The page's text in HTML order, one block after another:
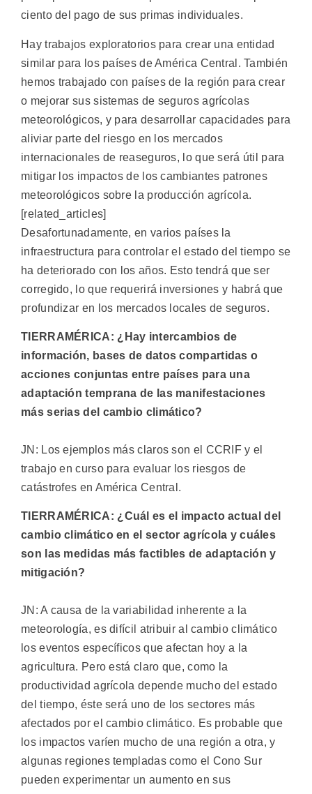
ciento del pago de sus primas individuales.
Hay trabajos exploratorios para crear una entidad
similar para los países de América Central. También
hemos trabajado con países de la región para crear
o mejorar sus sistemas de seguros agrícolas
meteorológicos, y para desarrollar capacidades para
aliviar parte del riesgo en los mercados
internacionales de reaseguros, lo que será útil para
mitigar los impactos de los cambiantes patrones
meteorológicos sobre la producción agrícola.
[related_articles]
Desafortunadamente, en varios países la
infraestructura para controlar el estado del tiempo se
ha deteriorado con los años. Esto tendrá que ser
corregido, lo que requerirá inversiones y habrá que
profundizar en los mercados locales de seguros.
TIERRAMÉRICA: ¿Hay intercambios de
información, bases de datos compartidas o
acciones conjuntas entre países para una
adaptación temprana de las manifestaciones
más serias del cambio climático?
JN: Los ejemplos más claros son el CCRIF y el
trabajo en curso para evaluar los riesgos de
catástrofes en América Central.
TIERRAMÉRICA: ¿Cuál es el impacto actual del
cambio climático en el sector agrícola y cuáles
son las medidas más factibles de adaptación y
mitigación?
JN: A causa de la variabilidad inherente a la
meteorología, es difícil atribuir al cambio climático
los eventos específicos que afectan hoy a la
agricultura. Pero está claro que, como la
productividad agrícola depende mucho del estado
del tiempo, éste será uno de los sectores más
afectados por el cambio climático. Es probable que
los impactos varíen mucho de una región a otra, y
algunas regiones templadas como el Cono Sur
pueden experimentar un aumento en sus